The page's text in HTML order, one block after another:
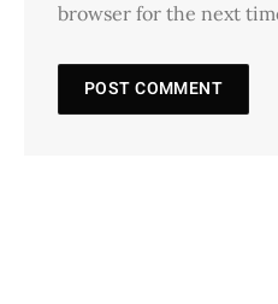
browser for the next